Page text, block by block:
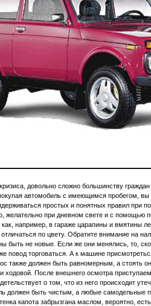
довольно сложно большинству
автомобиль с имеющимся пробегом, вы
простых и понятных правил при
желательно при дневном свете и с помощью
как, например, в гараже царапины и вмятины
по цвету. Обратите внимание на
быть не новые. Если же они менялись, то,
повод торговаться. А к машине
также должен быть равномерным, а стоять
После внешнего осмотра
о том, что из него происходит
должен быть чистым, а любые самодельные
капота забрызгана маслом, вероятно,